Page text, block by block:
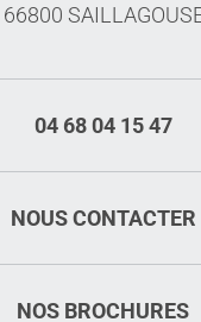
66800
04 68 04 15 47
NOUS CONTACTER
NOS BROCHURES